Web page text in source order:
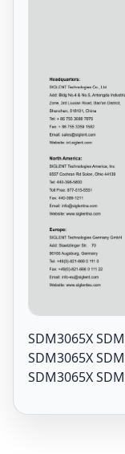
SDM3065X
SDM3065X
SDM3065X